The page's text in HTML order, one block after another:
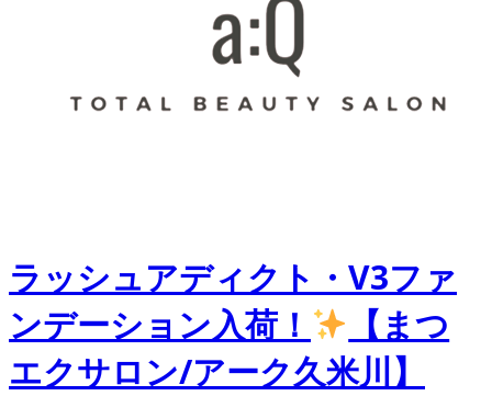
ラッシュアディクト・V3ファ
ンデーション入荷！
【まつ
エクサロン/アーク久米川】